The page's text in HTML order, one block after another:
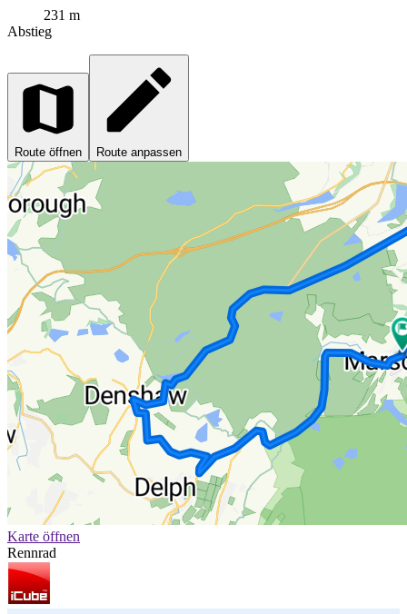
231 m
Abstieg
Route öffnen Route anpassen
Karte öffnen
Rennrad